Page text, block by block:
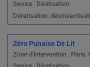
Service : Dératisation
Dératisation,
Zéro Punaise De Lit
Zone d'intervention : Paris